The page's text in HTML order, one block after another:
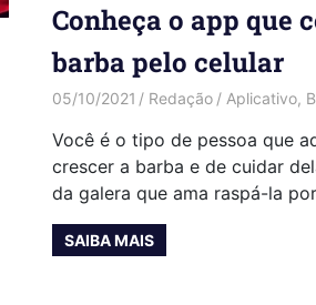
Conheça o app que
barba pelo celular
05/10/2021 Redação Aplicativo,
Você é o tipo de pessoa que
crescer a barba e de cuidar
da galera que ama raspá-la por
SAIBA MAIS